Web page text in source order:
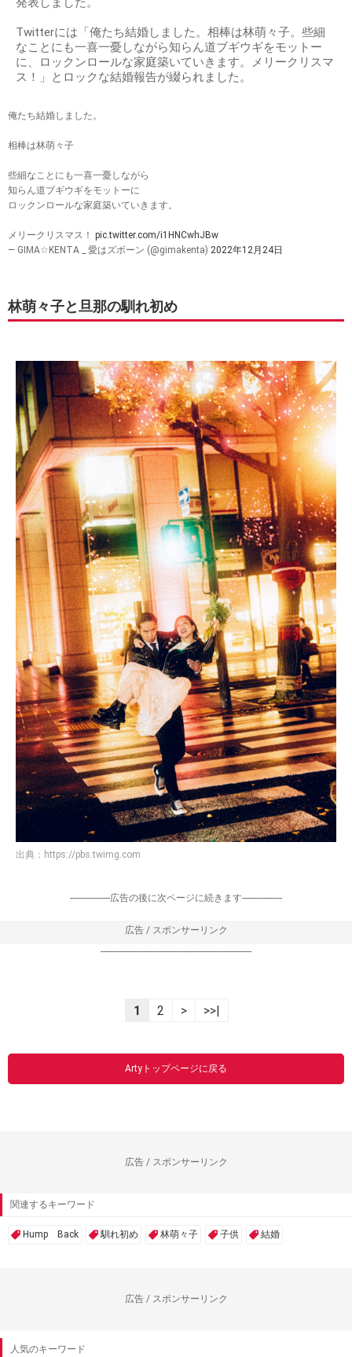
Twitterには「俺たち結婚しました。相棒は林萌々子。些細
なことにも一喜一憂しながら知らん道ブギウギをモットー
に、ロックンロールな家庭築いていきます。メリークリスマ
ス！」とロックな結婚報告が綴られました。
俺たち結婚しました。
相棒は林萌々子
些細なことにも一喜一憂しながら
知らん道ブギウギをモットーに
ロックンロールな家庭築いていきます。
メリークリスマス！ pic.twitter.com/i1HNCwhJBw
— GIMA☆KENTA _ 愛はズボーン (@gimakenta) 2022年12月24日
林萌々子と旦那の馴れ初め
出典： https://pbs.twimg.com
-----------------広告の後に次ページに続きます-----------------
広告 / スポンサーリンク
----------------------------------------------------------------
1 2 > >>|
Artyトップページに戻る
広告 / スポンサーリンク
関連するキーワード
Hump Back 馴れ初め 林萌々子 子供 結婚
広告 / スポンサーリンク
人気のキーワード